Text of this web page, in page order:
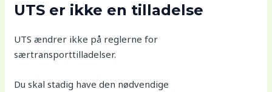
UTS er ikke en tilladelse
UTS ændrer ikke på reglerne for
særtransporttilladelser.
Du skal stadig have den nødvendige